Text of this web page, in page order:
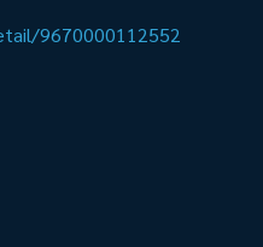
9670000112552